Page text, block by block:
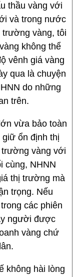
thầu vàng với
và trong nước
vàng, tôi
không thể
vênh giá vàng
qua là chuyện
do những
trên.
vừa bảo toàn
ổn định thị
vàng với
cùng, NHNN
thị trường mà
trọng. Nếu
các phiên
người được
vàng chứ
không hài lòng